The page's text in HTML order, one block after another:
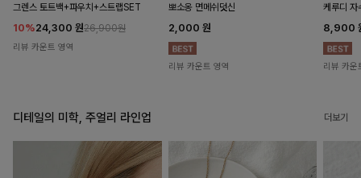
그렌스 토트백+파우치+스트랩SET
10%24,300 원26,900원
리뷰 카운트 영역
뽀소옹 면메쉬덧신
2,000 원
리뷰 카운트 영역
케루디 자
8,900
리뷰 카운
디테일의 미학, 주얼리 라인업 더보기